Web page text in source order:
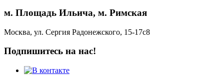
м. Площадь Ильича, м. Римская
Москва, ул. Сергия Радонежского, 15-17с8
Подпишитесь на нас!